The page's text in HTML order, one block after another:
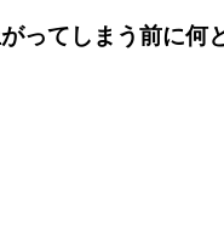
がってしまう前に何